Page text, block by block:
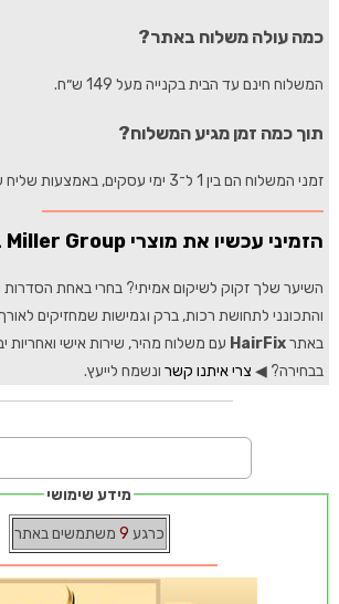
כמה עולה משלוח באתר?
המשלוח חינם עד הבית בקנייה מעל 149 ש״ח.
תוך כמה זמן מגיע המשלוח?
זמני המשלוח הם בין 1 ל־3 ימי עסקים, באמצעות שליח עד הבית בכל הארץ.
הזמיני עכשיו את מוצרי Miller Group באתר HairFix
השיער שלך זקוק לשיקום אמיתי? בחרי באחת
והתכונני לתחושת רכות, ברק וגמישות שמחזיקים לאורך
באתרHairFix עם משלוח מהיר, שירות אישי ואחריות
בבחירה? ◀ צרי איתנו קשר ונשמח לייעץ.
מידע שימושי
כרגע 9 משתמשים באתר